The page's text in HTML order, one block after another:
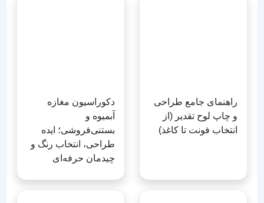
دکوراسیون مغازه
آبمیوه و
بستنی‌فروشی؛ ایده
طراحی، انتخاب رنگ و
چیدمان حرفه‌ای